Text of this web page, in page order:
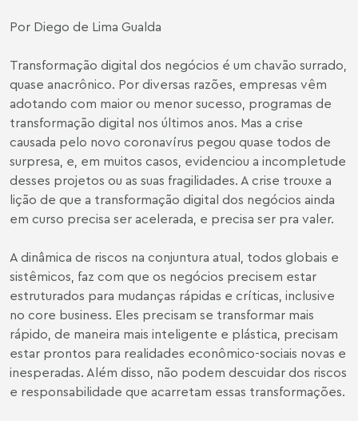
Por Diego de Lima Gualda
Transformação digital dos negócios é um chavão surrado,
quase anacrônico. Por diversas razões, empresas vêm
adotando com maior ou menor sucesso, programas de
transformação digital nos últimos anos. Mas a crise
causada pelo novo coronavírus pegou quase todos de
surpresa, e, em muitos casos, evidenciou a incompletude
desses projetos ou as suas fragilidades. A crise trouxe a
lição de que a transformação digital dos negócios ainda
em curso precisa ser acelerada, e precisa ser pra valer.
A dinâmica de riscos na conjuntura atual, todos globais e
sistêmicos, faz com que os negócios precisem estar
estruturados para mudanças rápidas e críticas, inclusive
no core business. Eles precisam se transformar mais
rápido, de maneira mais inteligente e plástica, precisam
estar prontos para realidades econômico-sociais novas e
inesperadas. Além disso, não podem descuidar dos riscos
e responsabilidade que acarretam essas transformações.